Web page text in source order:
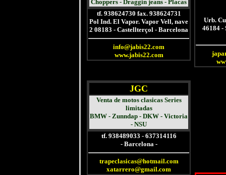
Choppers - Draggin jeans - Placas
tf. 938624730 fax. 938624731
Pol Ind. El Vapor. Vapor Vell, nave
2 08183 - Castellterçol - Barcelona
info@jabis22.com
www.jabis22.com
Urb.
46184 -
JGC
Venta de motos clasicas Series
limitadas
BMW - Zunndap - DKW - Victoria
- NSU
tf. 938489033 - 637314116
- Barcelona -
trapeclasicas@hotmail.com
xatarrero@gmail.com